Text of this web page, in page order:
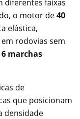
diferentes faixas
o motor de40
elástica,
rodovias sem
6 marchas
de
que posicionam
densidade